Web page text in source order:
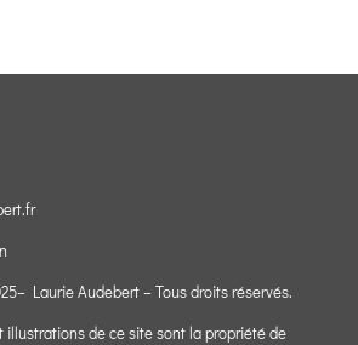
Laurie Audebert – Tous droits réservés.
illustrations de ce site sont la propriété de